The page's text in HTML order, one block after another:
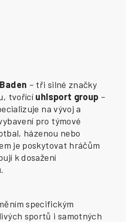
– tři silné značky
tvořící uhlsport group –
na vývoj a
pro týmové
házenou nebo
je poskytovat hráčům
k dosažení
specifickým
sportů i samotných